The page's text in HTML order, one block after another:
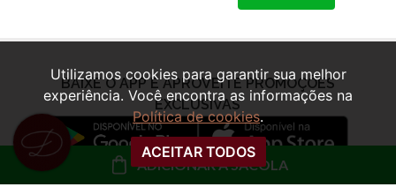
ADICIONAR À SACOLA
Utilizamos cookies para garantir sua melhor
experiência. Você encontra as informações na
Política de cookies.
ACEITAR TODOS